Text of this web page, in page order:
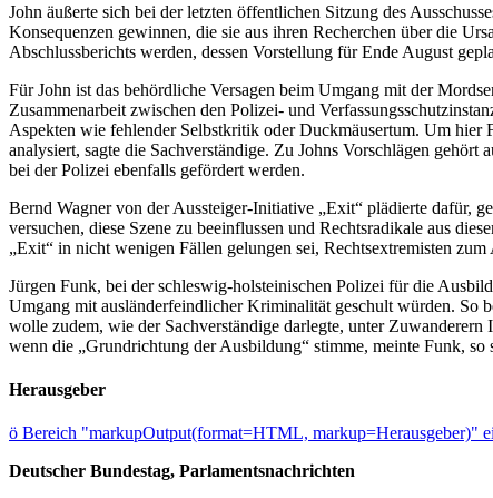
John äußerte sich bei der letzten öffentlichen Sitzung des
Konsequenzen gewinnen, die sie aus ihren Recherchen über die
Abschlussberichts werden, dessen Vorstellung für Ende August
Für John ist das behördliche Versagen beim Umgang mit der
Zusammenarbeit zwischen den Polizei- und
Aspekten wie fehlender Selbstkritik oder Duckmäusertum. Um hier
analysiert, sagte die Sachverständige. Zu Johns Vorschlägen
bei der Polizei ebenfalls gefördert werden.
Bernd Wagner von der Aussteiger-Initiative „Exit“ plädierte dafür,
versuchen, diese Szene zu beeinflussen und Rechtsradikale aus
„Exit“ in nicht wenigen Fällen gelungen sei, Rechtsextremisten zum
Jürgen Funk, bei der schleswig-holsteinischen Polizei für die
Umgang mit ausländerfeindlicher Kriminalität geschult würden. So
wolle zudem, wie der Sachverständige darlegte, unter
wenn die „Grundrichtung der Ausbildung“ stimme, meinte Funk, so
Herausgeber
ö Bereich "markupOutput(format=HTML, markup=Herausgeber)"
Deutscher Bundestag, Parlamentsnachrichten